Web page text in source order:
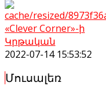
«Clever Corner»-ի
Կրթական
2022-07-14 15:53:52
Մուսալեռ